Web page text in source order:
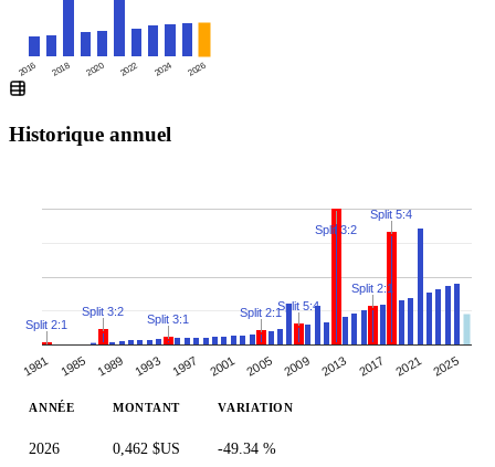
2016 2018 2020 2022 2024 2026
Historique annuel
1981 1985 1989 1993 1997 2001 2005 2009 2013 2017 2021 2025
Split 2:1
Split 3:2
Split 3:1 Split 2:1Split 5:4
Split 3:2
Split 2:1
Split 5:4
ANNÉE MONTANT VARIATION
2026 0,462 $US -49.34 %